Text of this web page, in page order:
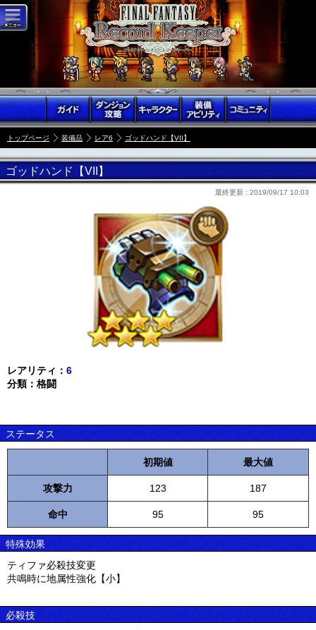
トップページ 装備品 レア6 ゴッドハンド【VII】
ゴッドハンド【VII】
最終更新 : 2019/09/17 10:03
レアリティ： 6
分類：格闘
ステータス
初期値 最大値
攻撃力 123 187
命中 95 95
特殊効果
ティファ必殺技変更
共鳴時に地属性強化【小】
必殺技